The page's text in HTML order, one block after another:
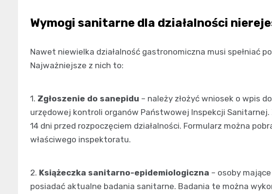
Wymogi sanitarne dla działalności
Nawet niewielka działalność gastronomiczna musi spełniać
Najważniejsze z nich to:
1. Zgłoszenie do sanepidu – należy złożyć wniosek o wpis
urzędowej kontroli organów Państwowej Inspekcji Sanitarnej.
14 dni przed rozpoczęciem działalności. Formularz można
właściwego inspektoratu.
2. Książeczka sanitarno-epidemiologiczna – osoby
posiadać aktualne badania sanitarne. Badania te można